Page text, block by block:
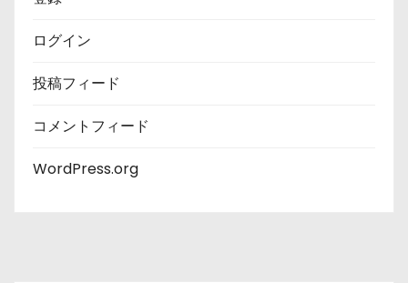
ログイン
投稿フィード
コメントフィード
WordPress.org